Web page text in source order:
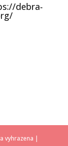
debra-
vyhrazena |